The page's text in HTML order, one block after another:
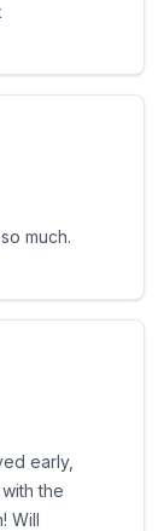
much.
early,
the
Will